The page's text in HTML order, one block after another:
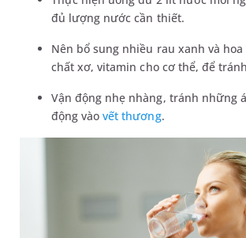
đủ lượng nước cần thiết.
Nên bổ sung nhiều rau xanh và
chất xơ, vitamin cho cơ thể, để
Vận động nhẹ nhàng, tránh những
động vàovết thương.